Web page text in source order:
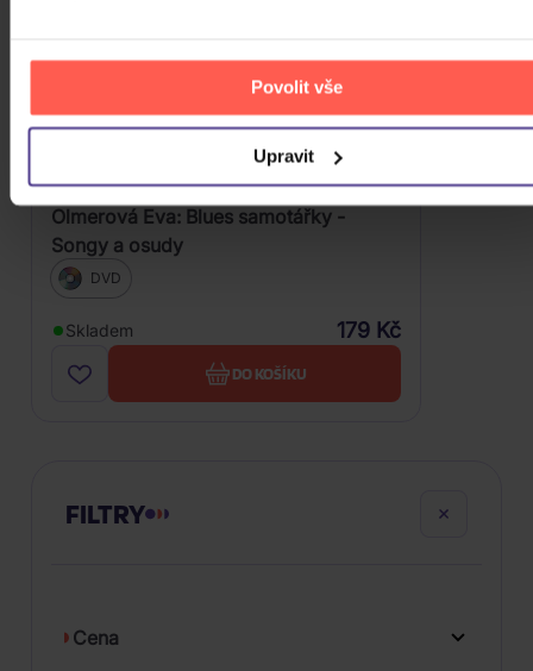
Povolit vše
Upravit
Olmerová Eva: Blues samotářky -
Songy a osudy
DVD
Skladem 179 Kč
DO KOŠÍKU
FILTRY
Cena